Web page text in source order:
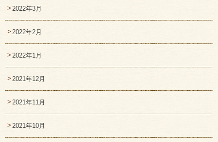
2022年3月
2022年2月
2022年1月
2021年12月
2021年11月
2021年10月